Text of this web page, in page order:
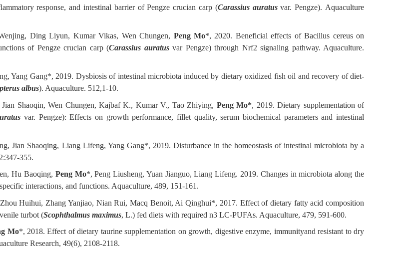
response, and intestinal barrier of Pengze crucian carp (Carassius auratus var. Pengze). Aquaculture
Ding Liyun, Kumar Vikas, Wen Chungen, Peng Mo*, 2020. Beneficial effects of Bacillus cereus on
of Pengze crucian carp (Carassius auratus var Pengze) through Nrf2 signaling pathway. Aquaculture.
Yang Gang*, 2019. Dysbiosis of intestinal microbiota induced by dietary oxidized fish oil and recovery of diet-
albus). Aquaculture. 512,1-10.
Shaoqin, Wen Chungen, Kajbaf K., Kumar V., Tao Zhiying, Peng Mo*, 2019. Dietary supplementation of
var. Pengze): Effects on growth performance, fillet quality, serum biochemical parameters and intestinal
Jian Shaoqing, Liang Lifeng, Yang Gang*, 2019. Disturbance in the homeostasis of intestinal microbiota by a
355.
Hu Baoqing, Peng Mo*, Peng Liusheng, Yuan Jianguo, Liang Lifeng. 2019. Changes in microbiota along the
interactions, and functions. Aquaculture, 489, 151-161.
Huihui, Zhang Yanjiao, Nian Rui, Macq Benoit, Ai Qinghui*, 2017. Effect of dietary fatty acid composition
turbot (Scophthalmus maximus, L.) fed diets with required n3 LC-PUFAs. Aquaculture, 479, 591-600.
Mo*, 2018. Effect of dietary taurine supplementation on growth, digestive enzyme, immunityand resistant to dry
Research, 49(6), 2108-2118.